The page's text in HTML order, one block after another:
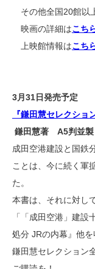
その他全国20館以
映画の詳細はこち
上映館情報はこち
3月31日発売予定
『鎌田慧セレクシ
鎌田慧著 A5判並
成田空港建設と国鉄
ことは、今に続く軍
た。
本書は、それに対し
「「成田空港」建
処分 JRの内幕』他を
鎌田慧セレクション